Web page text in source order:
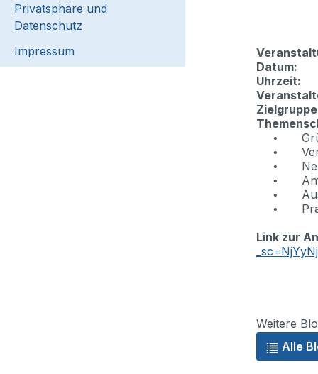
Privatsphäre und
Datenschutz
Impressum
Datum:
Uhrzeit:
•
•
•
•
•
•
Link zur
Weitere
Alle